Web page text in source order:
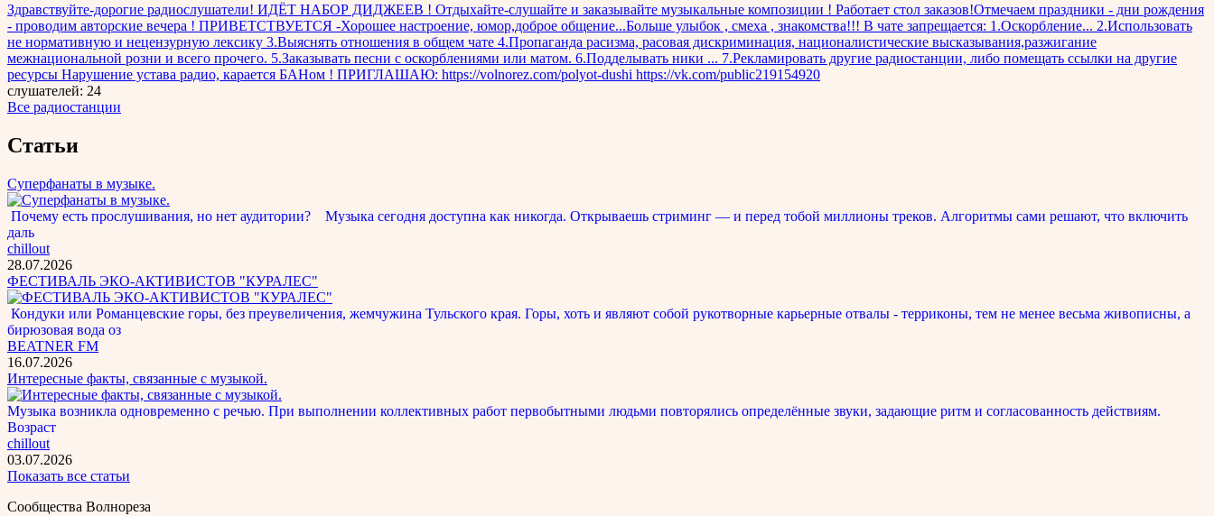
Здравствуйте-дорогие радиослушатели! ИДЁТ НАБОР ДИДЖЕЕВ ! Отдыхайте-слушайте и заказывайте музыкальные композиции ! Работает стол заказов!Отмечаем праздники - дни рождения
- проводим авторские вечера ! ПРИВЕТСТВУЕТСЯ -Хорошее настроение, юмор,доброе общение...Больше улыбок , смеха , знакомства!!! В чате запрещается: 1.Оскорбление... 2.Использовать
не нормативную и нецензурную лексику 3.Выяснять отношения в общем чате 4.Пропаганда расизма, расовая дискриминация, националистические высказывания,разжигание
межнациональной розни и всего прочего. 5.Заказывать песни с оскорблениями или матом. 6.Подделывать ники ... 7.Рекламировать другие радиостанции, либо помещать ссылки на другие
ресурсы Нарушение устава радио, карается БАНом ! ПРИГЛАШАЮ: https://volnorez.com/polyot-dushi https://vk.com/public219154920
слушателей: 24
Все радиостанции
Статьи
Суперфанаты в музыке.
Почему есть прослушивания, но нет аудитории? Музыка сегодня доступна как никогда. Открываешь стриминг — и перед тобой миллионы треков. Алгоритмы сами решают, что включить
даль
chillout
28.07.2026
ФЕСТИВАЛЬ ЭКО-АКТИВИСТОВ "КУРАЛЕС"
Кондуки или Романцевские горы, без преувеличения, жемчужина Тульского края. Горы, хоть и являют собой рукотворные карьерные отвалы - терриконы, тем не менее весьма живописны, а
бирюзовая вода оз
BEATNER FM
16.07.2026
Интересные факты, связанные с музыкой.
Музыка возникла одновременно с речью. При выполнении коллективных работ первобытными людьми повторялись определённые звуки, задающие ритм и согласованность действиям.
Возраст
chillout
03.07.2026
Показать все статьи
Сообщества Волнореза